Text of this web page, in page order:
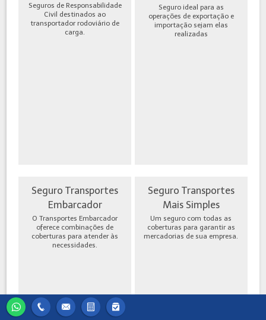
Seguros de Responsabilidade
Civil destinados ao
transportador rodoviário de
carga.
Seguro ideal para as
operações de exportação e
importação sejam elas
realizadas
Seguro Transportes
Embarcador
O Transportes Embarcador
oferece combinações de
coberturas para atender às
necessidades.
Seguro Transportes
Mais Simples
Um seguro com todas as
coberturas para garantir as
mercadorias de sua empresa.